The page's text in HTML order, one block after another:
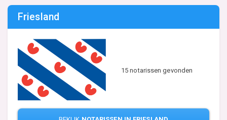
Friesland
15 notarissen gevonden